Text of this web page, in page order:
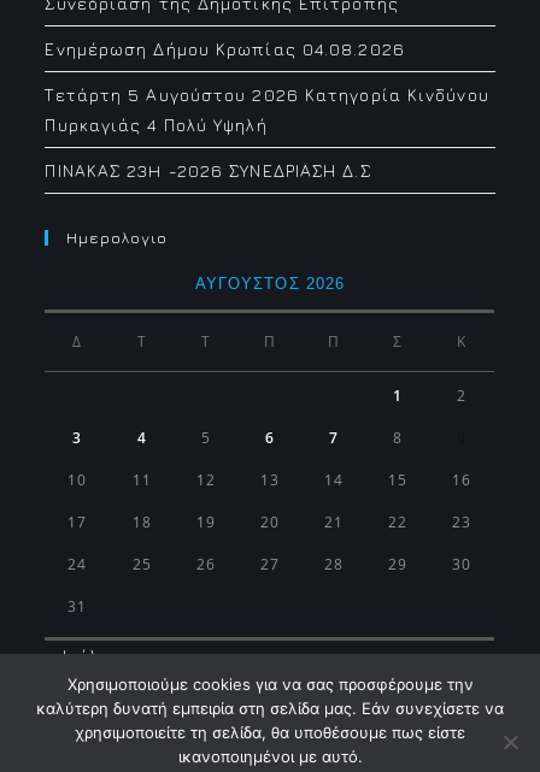
Ενημέρωση Δήμου Κρωπίας 04.08.2026
Τετάρτη 5 Αυγούστου 2026 Κατηγορία Κινδύνου
Πυρκαγιάς 4 Πολύ Υψηλή
ΠΙΝΑΚΑΣ 23H -2026 ΣΥΝΕΔΡΙΑΣΗ Δ.Σ
Ημερολογιο
ΑΎΓΟΥΣΤΟΣ 2026
Δ Τ Τ Π Π Σ Κ
1 2
3 4 5 6 7 8
10 11 12 13 14 15 16
17 18 19 20 21 22 23
24 25 26 27 28 29 30
31
« Ιούλ
Χρησιμοποιούμε cookies για να σας προσφέρουμε την
καλύτερη δυνατή εμπειρία στη σελίδα μας. Εάν συνεχίσετε να
χρησιμοποιείτε τη σελίδα, θα υποθέσουμε πως είστε
ικανοποιημένοι με αυτό.